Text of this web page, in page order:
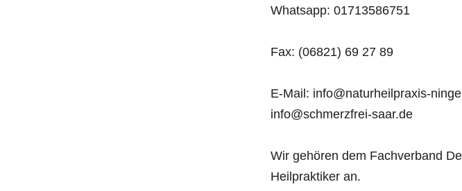
Whatsapp: 01713586751
Fax: (06821) 69 27 89
E-Mail: info@naturheilpraxis-
info@schmerzfrei-saar.de
Wir gehören dem Fachverband
Heilpraktiker an.